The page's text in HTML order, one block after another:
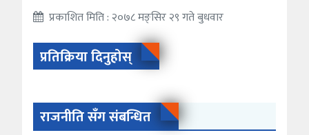
प्रकाशित मिति : २०७८ मङ्सिर २९ गते बुधवार
प्रतिक्रिया दिनुहोस्
राजनीति सँग संबन्धित